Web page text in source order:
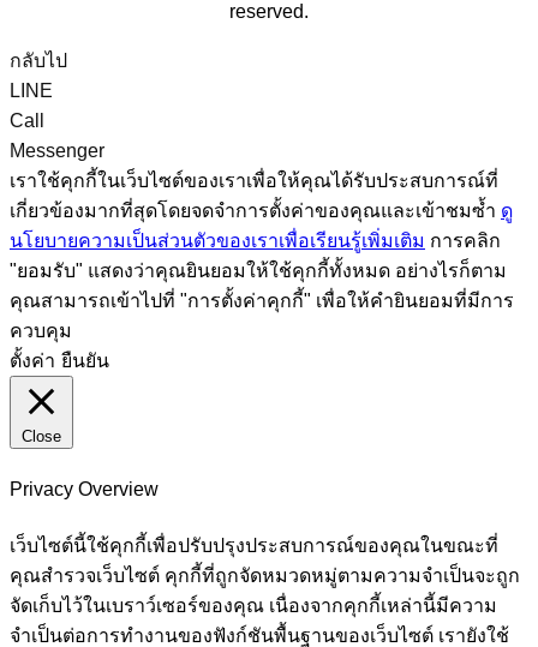
reserved.
กลับไป
LINE
Call
Messenger
เราใช้คุกกี้ในเว็บไซต์ของเราเพื่อให้คุณได้รับประสบการณ์ที่
เกี่ยวข้องมากที่สุดโดยจดจำการตั้งค่าของคุณและเข้าชมซ้ำ ดู
นโยบายความเป็นส่วนตัวของเราเพื่อเรียนรู้เพิ่มเติม การคลิก
"ยอมรับ" แสดงว่าคุณยินยอมให้ใช้คุกกี้ทั้งหมด อย่างไรก็ตาม
คุณสามารถเข้าไปที่ "การตั้งค่าคุกกี้" เพื่อให้คำยินยอมที่มีการ
ควบคุม
ตั้งค่า ยืนยัน
Close
Privacy Overview
เว็บไซต์นี้ใช้คุกกี้เพื่อปรับปรุงประสบการณ์ของคุณในขณะที่
คุณสำรวจเว็บไซต์ คุกกี้ที่ถูกจัดหมวดหมู่ตามความจำเป็นจะถูก
จัดเก็บไว้ในเบราว์เซอร์ของคุณ เนื่องจากคุกกี้เหล่านี้มีความ
จำเป็นต่อการทำงานของฟังก์ชันพื้นฐานของเว็บไซต์ เรายังใช้